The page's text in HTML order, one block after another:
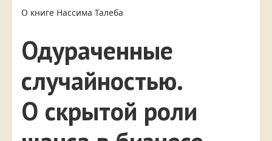
О книге Нассима Талеба
Одураченные
случайностью.
О скрытой роли